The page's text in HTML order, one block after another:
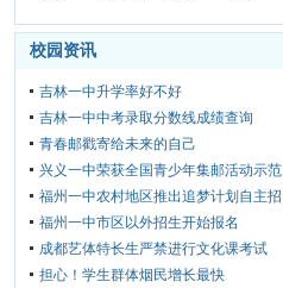
校园资讯
吉林一中升学率好不好
吉林一中中考录取分数线成绩查询
青春邮戳寄给未来的自己
兴义一中荣获全国青少年集邮活动示范
福州一中农村地区推出追梦计划自主招
福州一中市区以外招生开始报名
成都艺体特长生严禁进行文化课考试
担心！学生群体烟民增长最快